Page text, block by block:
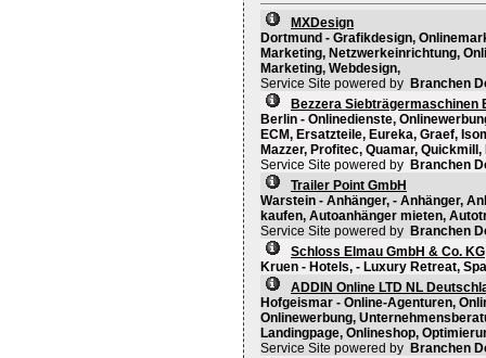
MXDesign
Dortmund - Grafikdesign,
Marketing, Netzwerkeinrichtung,
Marketing, Webdesign,
Service Site powered by Branchen
Bezzera Siebträgermaschinen
Berlin - Onlinedienste,
ECM, Ersatzteile, Eureka, Graef,
Mazzer, Profitec, Quamar,
Service Site powered by Branchen
Trailer Point GmbH
Warstein - Anhänger, - Anhänger,
kaufen, Autoanhänger mieten,
Service Site powered by Branchen
Schloss Elmau GmbH & Co. KG
Kruen - Hotels, - Luxury Retreat,
ADDIN Online LTD NL
Hofgeismar - Online-Agenturen,
Onlinewerbung,
Landingpage, Onlineshop,
Service Site powered by Branchen